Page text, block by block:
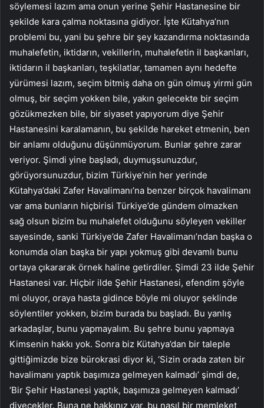
söylemesi lazım ama onun yerine Şehir Hastanesine bir
şekilde kara çalma noktasına gidiyor. İşte Kütahya’nın
problemi bu, yani bu şehre bir şey kazandırma noktasında
muhalefetin, iktidarın, vekillerin, muhalefetin il başkanları,
iktidarın il başkanları, teşkilatlar, tamamen aynı hedefte
yürümesi lazım, seçim bitmiş daha on gün olmuş yirmi gün
olmuş, bir seçim yokken bile, yakın gelecekte bir seçim
gözükmezken bile, bir siyaset yapıyorum diye Şehir
Hastanesini karalamanın, bu şekilde hareket etmenin, ben
bir anlamı olduğunu düşünmüyorum. Bunlar şehre zarar
veriyor. Şimdi yine başladı, duymuşsunuzdur,
görüyorsunuzdur, bizim Türkiye’nin her yerinde
Kütahya’daki Zafer Havalimanı’na benzer birçok havalimanı
var ama bunların hiçbirisi Türkiye’de gündem olmazken
sağ olsun bizim bu muhalefet olduğunu söyleyen vekiller
sayesinde, sanki Türkiye’de Zafer Havalimanı’ndan başka o
konumda olan başka bir yapı yokmuş gibi devamlı bunu
ortaya çıkararak örnek haline getirdiler. Şimdi 23 ilde Şehir
Hastanesi var. Hiçbir ilde Şehir Hastanesi, efendim şöyle
mi oluyor, oraya hasta gidince böyle mi oluyor şeklinde
söylentiler yokken, bizim burada bu başladı. Bu yanlış
arkadaşlar, bunu yapmayalım. Bu şehre bunu yapmaya
Kimsenin hakkı yok. Sonra biz Kütahya’dan bir taleple
gittiğimizde bize bürokrasi diyor ki, ‘Sizin orada zaten bir
havalimanı yaptık başımıza gelmeyen kalmadı’ şimdi de,
‘Bir Şehir Hastanesi yaptık, başımıza gelmeyen kalmadı’
diyecekler. Buna ne hakkınız var, bu nasıl bir memleket